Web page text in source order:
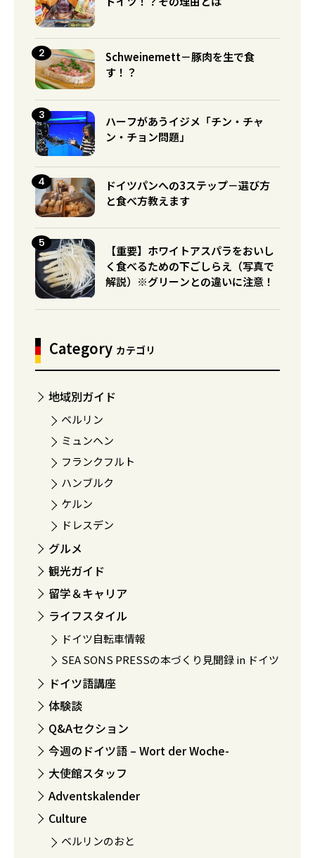
Schweinemett－豚肉を生で食
す！？
ハーフがあうイジメ「チン・チャ
ン・チョン問題」
ドイツパンへの3ステップ－選び方
と食べ方教えます
【重要】ホワイトアスパラをおいし
く食べるための下ごしらえ（写真で
解説）※グリーンとの違いに注意！
Category カテゴリ
地域別ガイド
ベルリン
ミュンヘン
フランクフルト
ハンブルク
ケルン
ドレスデン
グルメ
観光ガイド
留学＆キャリア
ライフスタイル
ドイツ自転車情報
SEA SONS PRESSの本づくり見聞録 in ドイツ
ドイツ語講座
体験談
Q&Aセクション
今週のドイツ語 – Wort der Woche-
大使館スタッフ
Adventskalender
Culture
ベルリンのおと